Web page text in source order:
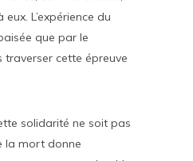
L’expérience du
que par le
traverser cette épreuve
solidarité ne soit pas
la mort donne